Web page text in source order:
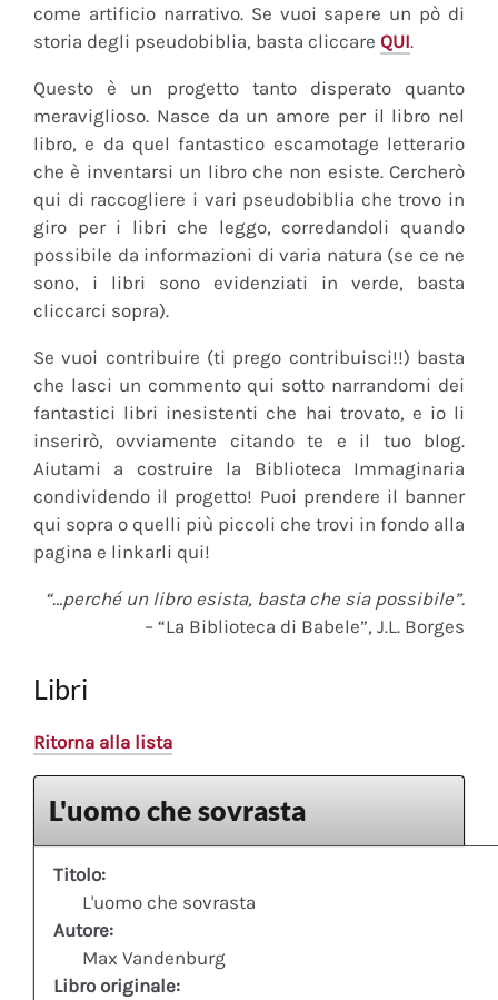
come artificio narrativo. Se vuoi sapere un pò di
storia degli pseudobiblia, basta cliccare QUI.
Questo è un progetto tanto disperato quanto
meraviglioso. Nasce da un amore per il libro nel
libro, e da quel fantastico escamotage letterario
che è inventarsi un libro che non esiste. Cercherò
qui di raccogliere i vari pseudobiblia che trovo in
giro per i libri che leggo, corredandoli quando
possibile da informazioni di varia natura (se ce ne
sono, i libri sono evidenziati in verde, basta
cliccarci sopra).
Se vuoi contribuire (ti prego contribuisci!!) basta
che lasci un commento qui sotto narrandomi dei
fantastici libri inesistenti che hai trovato, e io li
inserirò, ovviamente citando te e il tuo blog.
Aiutami a costruire la Biblioteca Immaginaria
condividendo il progetto! Puoi prendere il banner
qui sopra o quelli più piccoli che trovi in fondo alla
pagina e linkarli qui!
“…perché un libro esista, basta che sia possibile”.
– “La Biblioteca di Babele”, J.L. Borges
Libri
Ritorna alla lista
L'uomo che sovrasta
Titolo:
L'uomo che sovrasta
Autore:
Max Vandenburg
Libro originale: